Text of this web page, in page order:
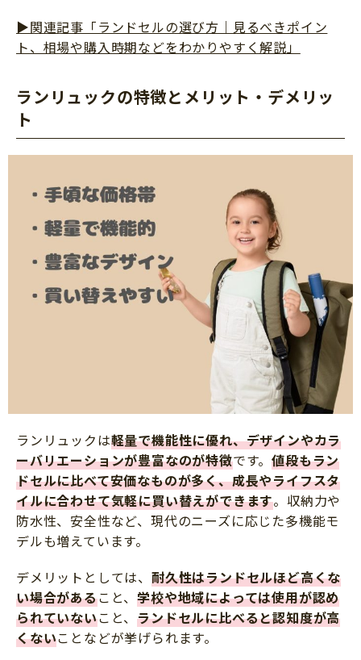
▶関連記事「ランドセルの選び方｜見るべきポイン
ト、相場や購入時期などをわかりやすく解説」
ランリュックの特徴とメリット・デメリッ
ト
ランリュックは軽量で機能性に優れ、デザインやカラ
ーバリエーションが豊富なのが特徴です。値段もラン
ドセルに比べて安価なものが多く、成長やライフスタ
イルに合わせて気軽に買い替えができます。収納力や
防水性、安全性など、現代のニーズに応じた多機能モ
デルも増えています。
デメリットとしては、 耐久性はランドセルほど高くな
い場合があること、学校や地域によっては使用が認め
られていないこと、ランドセルに比べると認知度が高
くないことなどが挙げられます。